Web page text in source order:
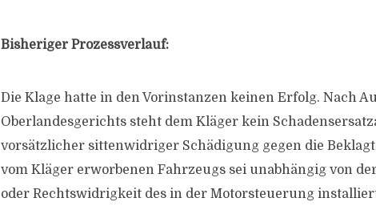
Bisheriger Prozessverlauf:
Die Klage hatte in den Vorinstanzen keinen Erfolg. Nach
Oberlandesgerichts steht dem Kläger kein
vorsätzlicher sittenwidriger Schädigung gegen die
vom Kläger erworbenen Fahrzeugs sei unabhängig von
oder Rechtswidrigkeit des in der Motorsteuerung